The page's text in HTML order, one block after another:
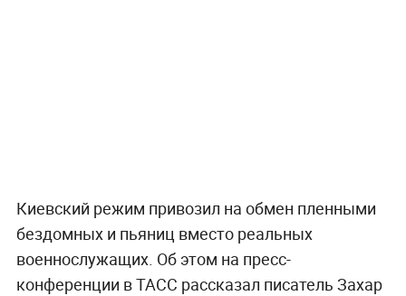
Киевский режим привозил на обмен пленными
бездомных и пьяниц вместо реальных
военнослужащих. Об этом на пресс-
конференции в ТАСС рассказал писатель Захар